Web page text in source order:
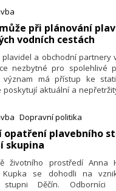
programu výstavby
rekreační plavby, který
při plánování
vodních cestách
plavidel a obchodní partnery
nezbytné pro spolehlivé
význam má přístup ke
poskytují aktuální a
vytvořeno zcela nové
EuRIS – Evropské Říční
září a jeho služby jsou
Dopravní politika
opatření plavebního
skupina
životního prostředí Anna
Kupka se dohodli na
Děčín. Odborníci